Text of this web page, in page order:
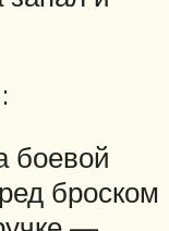
боевой
броском